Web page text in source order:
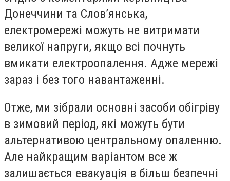
Донеччини та Слов’янська,
електромережі можуть не витримати
великої напруги, якщо всі почнуть
вмикати електроопалення. Адже мережі
зараз і без того навантаженні.
Отже, ми зібрали основні засоби обігріву
в зимовий період, які можуть бути
альтернативою центральному опаленню.
Але найкращим варіантом все ж
залишається евакуація в більш безпечні